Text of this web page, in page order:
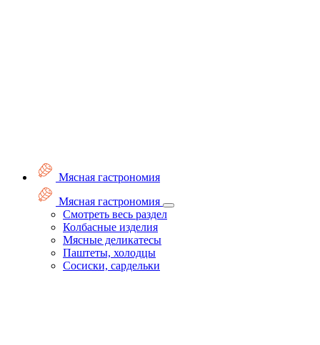
Мясная гастрономия
Мясная гастрономия
Смотреть весь раздел
Колбасные изделия
Мясные деликатесы
Паштеты, холодцы
Сосиски, сардельки